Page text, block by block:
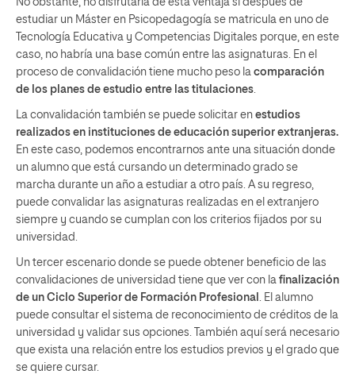
No obstante, no disfrutaría de esta ventaja si después de
estudiar un Máster en Psicopedagogía se matricula en uno de
Tecnología Educativa y Competencias Digitales porque, en este
caso, no habría una base común entre las asignaturas. En el
proceso de convalidación tiene mucho peso la comparación
de los planes de estudio entre las titulaciones.
La convalidación también se puede solicitar en estudios
realizados en instituciones de educación superior extranjeras.
En este caso, podemos encontrarnos ante una situación donde
un alumno que está cursando un determinado grado se
marcha durante un año a estudiar a otro país. A su regreso,
puede convalidar las asignaturas realizadas en el extranjero
siempre y cuando se cumplan con los criterios fijados por su
universidad.
Un tercer escenario donde se puede obtener beneficio de las
convalidaciones de universidad tiene que ver con la finalización
de un Ciclo Superior de Formación Profesional . El alumno
puede consultar el sistema de reconocimiento de créditos de la
universidad y validar sus opciones. También aquí será necesario
que exista una relación entre los estudios previos y el grado que
se quiere cursar.